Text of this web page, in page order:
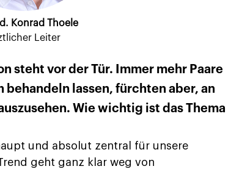
Konrad Thoele
Leiter
steht vor der Tür. Immer mehr Paare
lassen, fürchten aber, an
Wie wichtig ist das Thema
und absolut zentral für unsere
geht ganz klar weg von